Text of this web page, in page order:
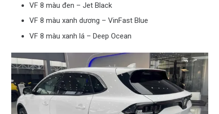
VF 8 màu đen – Jet Black
VF 8 màu xanh dương – VinFast Blue
VF 8 màu xanh lá – Deep Ocean